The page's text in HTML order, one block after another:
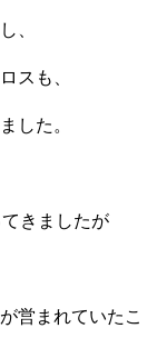
、
スも、
した。
きましたが
営まれていたこ